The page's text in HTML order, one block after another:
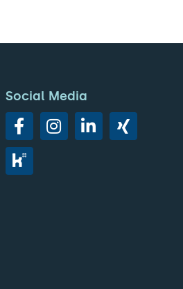
Social Media